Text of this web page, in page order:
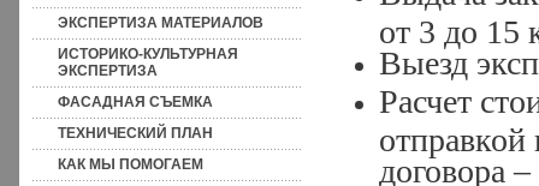
ЭКСПЕРТИЗА МАТЕРИАЛОВ
ИСТОРИКО-КУЛЬТУРНАЯ
ЭКСПЕРТИЗА
ФАСАДНАЯ СЪЕМКА
ТЕХНИЧЕСКИЙ ПЛАН
КАК МЫ ПОМОГАЕМ
от 3 до 15
Выезд
Расчет
отправкой
договора